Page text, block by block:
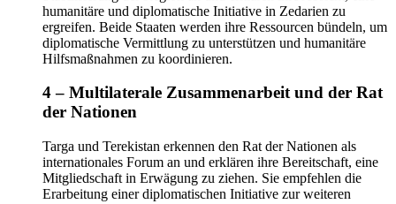
humanitäre und diplomatische Initiative in Zedarien zu
ergreifen. Beide Staaten werden ihre Ressourcen bündeln, um
diplomatische Vermittlung zu unterstützen und humanitäre
Hilfsmaßnahmen zu koordinieren.
4 – Multilaterale Zusammenarbeit und der Rat
der Nationen
Targa und Terekistan erkennen den Rat der Nationen als
internationales Forum an und erklären ihre Bereitschaft, eine
Mitgliedschaft in Erwägung zu ziehen. Sie empfehlen die
Erarbeitung einer diplomatischen Initiative zur weiteren